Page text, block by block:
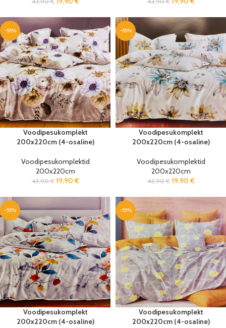
-55%
Voodipesukomplekt
200x220cm (4-osaline)
Voodipesukomplektid
200x220cm
43,90€ 19,90 €
-55%
Voodipesukomplekt
200x220cm (4-osaline)
Voodipesukomplektid
200x220cm
43,90€ 19,90 €
-55%
Voodipesukomplekt
200x220cm (4-osaline)
-55%
Voodipesukomplekt
200x220cm (4-osaline)